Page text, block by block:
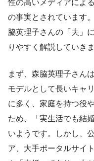
性の高いメディアによ
の事実とされています
脇英理子さんの「夫」
りやすく解説していきま
まず、森脇英理子さん
モデルとして長いキャ
に多く、家庭を持つ役
ため、「実生活でも結
いようです。しかし、
ア、大手ポータルサイ